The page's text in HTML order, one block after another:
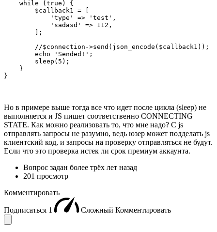
    while (true) {
        $callback1 = [
            'type' => 'test',
            'sadasd' => 112,
        ];
        //$connection->send(json_encode($callback1));
        echo 'Sended!';
        sleep(5);
    }
}
Но в примере выше тогда все что идет после цикла (sleep) не
выполняется и JS пишет соответственно CONNECTING
STATE. Как можно реализовать то, что мне надо? С js
отправлять запросы не разумно, ведь юзер может подделать js
клиентский код, и запросы на проверку отправляться не будут.
Если что это проверка истек ли срок премиум аккаунта.
Вопрос задан более трёх лет назад
201 просмотр
Комментировать
Подписаться 1 Сложный Комментировать